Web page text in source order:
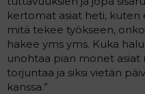
kertomat asiat heti, kuten
mitä tekee työkseen,
hakee yms yms. Kuka
unohtaa pian monet asiat
torjuntaa ja siksi vietän
kanssa.”